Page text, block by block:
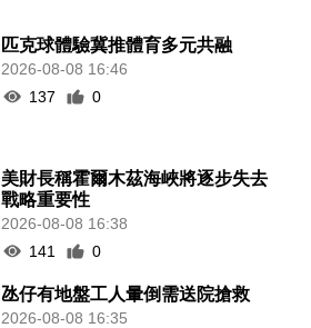
匹克球體驗冀推體育多元共融
2026-08-08 16:46
137
0
美財長稱霍爾木茲海峽將逐步失去
戰略重要性
2026-08-08 16:38
141
0
氹仔有地盤工人暈倒需送院搶救
2026-08-08 16:35